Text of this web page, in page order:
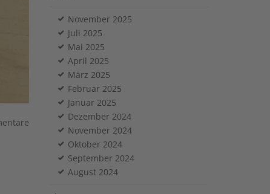
November 2025
Juli 2025
Mai 2025
April 2025
März 2025
Februar 2025
Januar 2025
Dezember 2024
November 2024
Oktober 2024
September 2024
August 2024